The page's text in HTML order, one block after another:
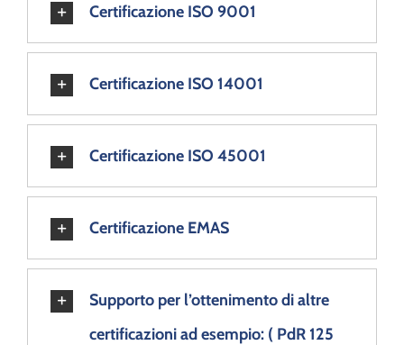
Certificazione ISO 9001
Certificazione ISO 14001
Certificazione ISO 45001
Certificazione EMAS
Supporto per l’ottenimento di altre
certificazioni ad esempio: ( PdR 125